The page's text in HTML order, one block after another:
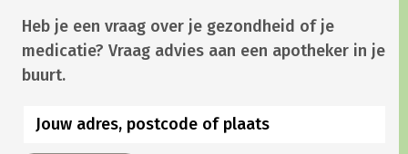
Heb je een vraag over je gezondheid of je
medicatie? Vraag advies aan een apotheker in je
buurt.